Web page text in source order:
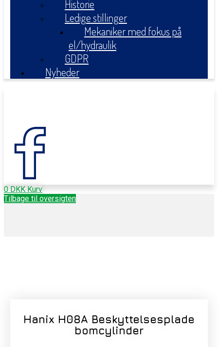
Historie
Ledige stillinger
Mekaniker med fokus på
el/hydraulik
GDPR
Nyheder
0 DKK Kurv
Tilbage til oversigten
Hanix H08A Beskyttelsesplade
bomcylinder